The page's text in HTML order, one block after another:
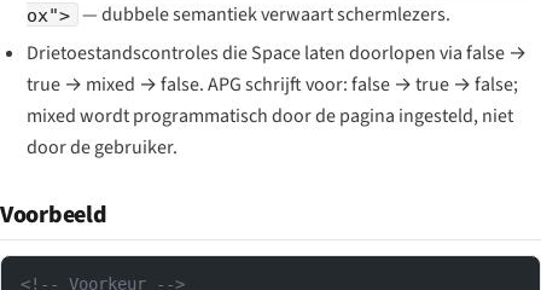
ox"> — dubbele semantiek verwaart schermlezers.
Drietoestandscontroles die Space laten doorlopen via false →
true → mixed → false. APG schrijft voor: false → true → false;
mixed wordt programmatisch door de pagina ingesteld, niet
door de gebruiker.
Voorbeeld
<!-- Voorkeur -->